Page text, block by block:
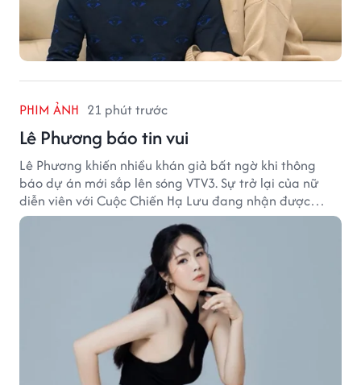
PHIM ẢNH 21 phút trước
Lê Phương báo tin vui
Lê Phương khiến nhiều khán giả bất ngờ khi thông
báo dự án mới sắp lên sóng VTV3. Sự trở lại của nữ
diễn viên với Cuộc Chiến Hạ Lưu đang nhận được
nhiều sự quan tâm.